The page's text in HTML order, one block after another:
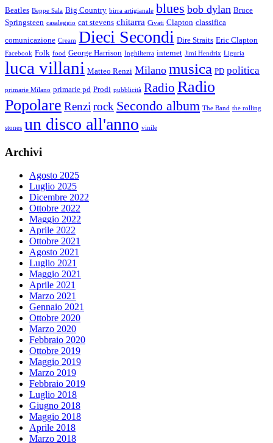
Beatles Beppe Sala Big Country birra artigianale blues bob dylan Bruce
Springsteen casaleggio cat stevens chitarra Civati Clapton classifica
comunicazione Cream Dieci Secondi Dire Straits Eric Clapton
Facebook Folk food George Harrison Inghilterra internet Jimi Hendrix Liguria
luca villani Matteo Renzi Milano musica PD politica
primarie Milano primarie pd Prodi pubblicità Radio Radio
Popolare Renzi rock Secondo album The Band the rolling
stones un disco all'anno vinile
Archivi
Agosto 2025
Luglio 2025
Dicembre 2022
Ottobre 2022
Maggio 2022
Aprile 2022
Ottobre 2021
Agosto 2021
Luglio 2021
Maggio 2021
Aprile 2021
Marzo 2021
Gennaio 2021
Ottobre 2020
Marzo 2020
Febbraio 2020
Ottobre 2019
Maggio 2019
Marzo 2019
Febbraio 2019
Luglio 2018
Giugno 2018
Maggio 2018
Aprile 2018
Marzo 2018